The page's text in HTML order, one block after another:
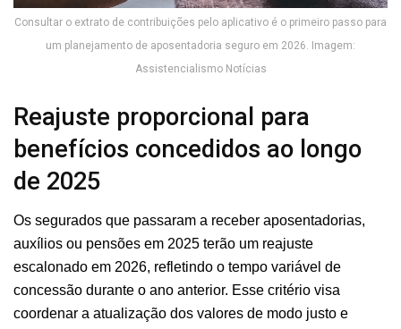
Consultar o extrato de contribuições pelo aplicativo é o primeiro passo para
um planejamento de aposentadoria seguro em 2026. Imagem:
Assistencialismo Notícias
Reajuste proporcional para
benefícios concedidos ao longo
de 2025
Os segurados que passaram a receber aposentadorias,
auxílios ou pensões em 2025 terão um reajuste
escalonado em 2026, refletindo o tempo variável de
concessão durante o ano anterior. Esse critério visa
coordenar a atualização dos valores de modo justo e